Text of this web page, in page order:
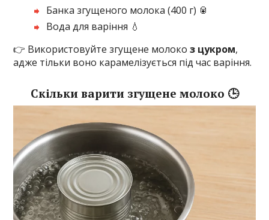
Банка згущеного молока (400 г) 🥫
Вода для варіння 💧
👉 Використовуйте згущене молокоз цукром,
адже тільки воно карамелізується під час варіння.
Скільки варити згущене молоко 🕒